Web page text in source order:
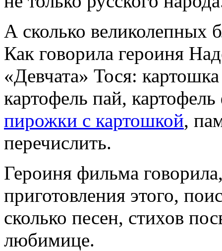
А сколько великолепных
Как говорила героиня
«Девчата» Тося:
картофель пай,
пирожки с картошкой,
перечислить.
Героиня фильма
приготовления этого,
сколько песен, стихов
любимице.